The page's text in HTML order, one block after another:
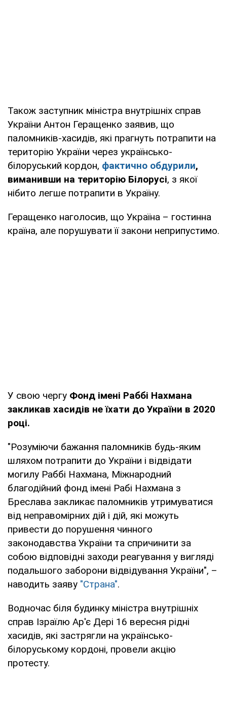
Також заступник міністра внутрішніх справ
України Антон Геращенко заявив, що
паломників-хасидів, які прагнуть потрапити на
територію України через українсько-
білоруський кордон, фактично обдурили,
виманивши на територію Білорусі, з якої
нібито легше потрапити в Україну.
Геращенко наголосив, що Україна – гостинна
країна, але порушувати її закони неприпустимо.
У свою чергу Фонд імені Раббі Нахмана
закликав хасидів не їхати до України в 2020
році.
"Розуміючи бажання паломників будь-яким
шляхом потрапити до України і відвідати
могилу Раббі Нахмана, Міжнародний
благодійний фонд імені Рабі Нахмана з
Бреслава закликає паломників утримуватися
від неправомірних дій і дій, які можуть
привести до порушення чинного
законодавства України та спричинити за
собою відповідні заходи реагування у вигляді
подальшого заборони відвідування України", –
наводить заяву "Страна".
Водночас біля будинку міністра внутрішніх
справ Ізраїлю Ар'є Дері 16 вересня рідні
хасидів, які застрягли на українсько-
білоруському кордоні, провели акцію
протесту.